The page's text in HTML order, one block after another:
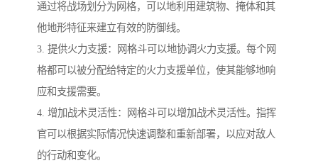
通过将战场划分为网格，可以地利用建筑物、掩体和其
他地形特征来建立有效的防御线。
3. 提供火力支援：网格斗可以地协调火力支援。每个网
格都可以被分配给特定的火力支援单位，使其能够地响
应和支援需要。
4. 增加战术灵活性：网格斗可以增加战术灵活性。指挥
官可以根据实际情况快速调整和重新部署，以应对敌人
的行动和变化。